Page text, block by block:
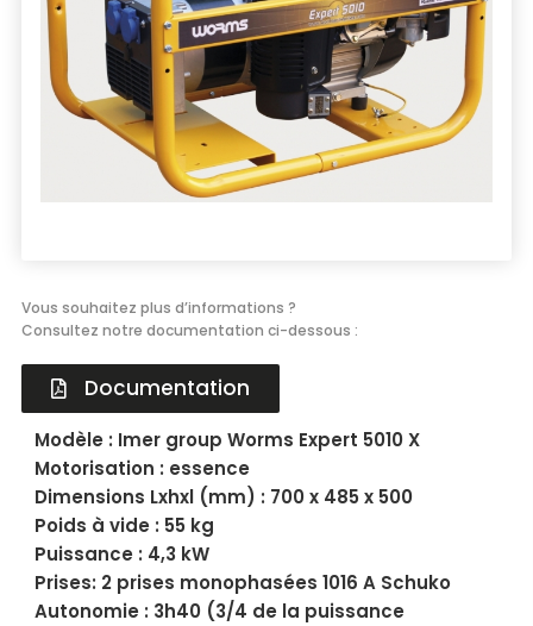
Énergie
Groupe électrogène, outillage pneumatique, …
Installation provisoire
Organiser votre chantier
Vous souhaitez plus d’informations ?
Consultez notre documentation ci-dessous :
Documentation
Modèle : Imer group Worms Expert 5010 X
Motorisation : essence
Dimensions Lxhxl (mm) : 700 x 485 x 500
Poids à vide : 55 kg
Puissance : 4,3 kW
Prises: 2 prises monophasées 1016 A Schuko
Autonomie : 3h40 (3/4 de la puissance